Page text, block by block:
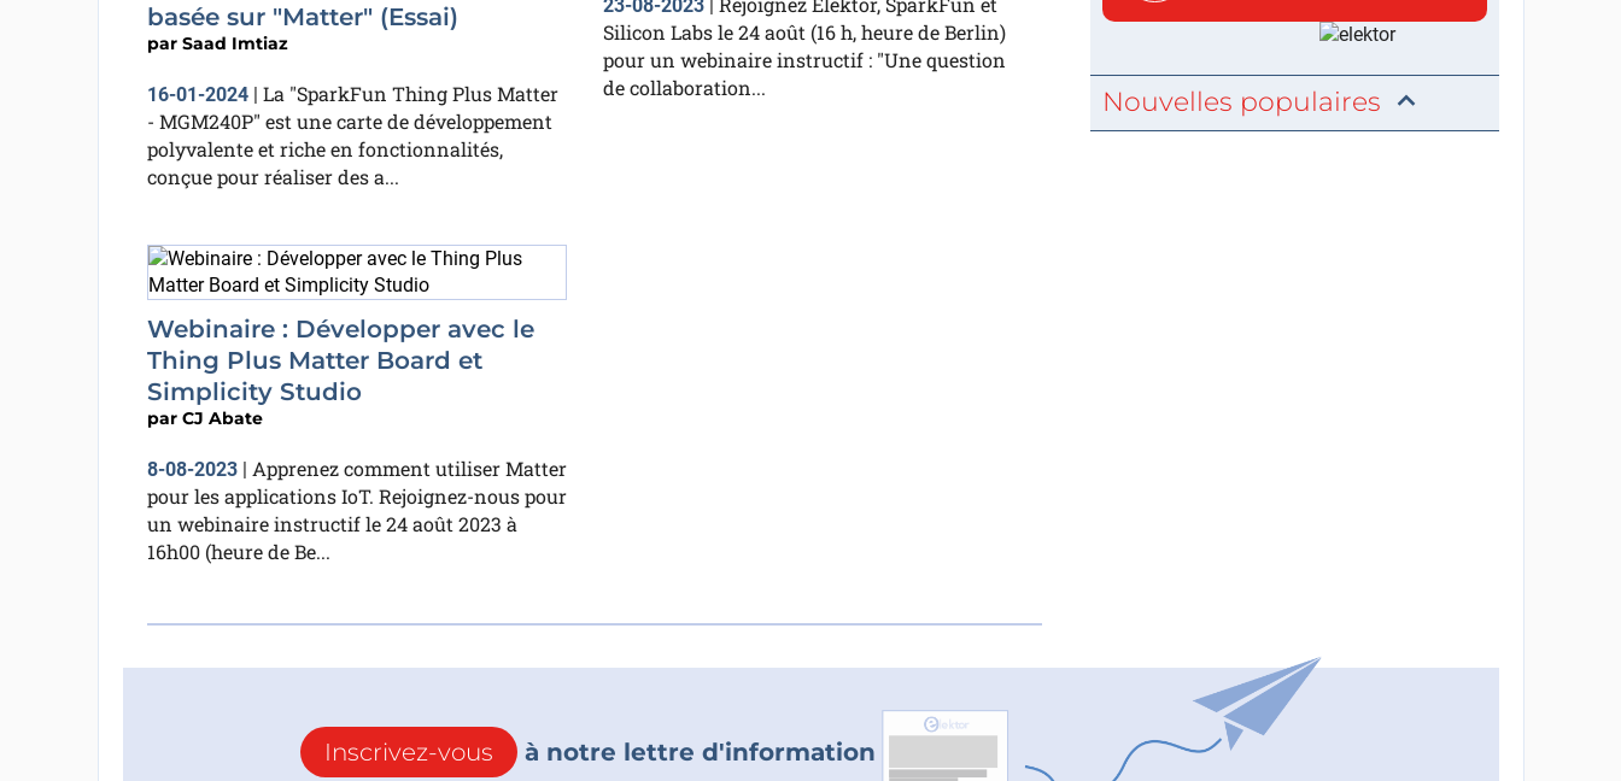
basée sur "Matter" (Essai)
par Saad Imtiaz
16-01-2024| La "SparkFun Thing Plus Matter
- MGM240P" est une carte de développement
polyvalente et riche en fonctionnalités,
conçue pour réaliser des a...
23-08-2023 |
Silicon Labs le 24 août (16 h, heure de Berlin)
pour un webinaire instructif : "Une question
de collaboration...
Webinaire : Développer avec le
Thing Plus Matter Board et
Simplicity Studio
par CJ Abate
8-08-2023| Apprenez comment utiliser Matter
pour les applications IoT. Rejoignez-nous pour
un webinaire instructif le 24 août 2023 à
16h00 (heure de Be...
Nouvelles populaires
Inscrivez-vous à notre lettre d'information